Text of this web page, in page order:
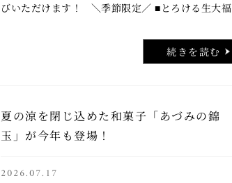
びいただけます！ ＼季節限定／ ■とろける生大福
ル ナガノパープルが新登場！ ＼まとめ買い …..
続きを読む
夏の涼を閉じ込めた和菓子「あづみの錦
玉」が今年も登場！
2026.07.17